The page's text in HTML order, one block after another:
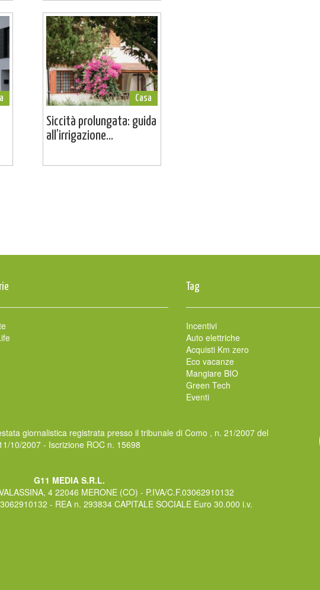
Casa
Siccità prolungata: guida
all’irrigazione...
Tag
Incentivi
Auto elettriche
Acquisti Km zero
Eco vacanze
Mangiare BIO
Green Tech
Eventi
giornalistica registrata presso il tribunale di Como , n. 21/2007 del
10/2007 - Iscrizione ROC n. 15698
G11 MEDIA S.R.L.
4 22046 MERONE (CO) - P.IVA/C.F.03062910132
- REA n. 293834 CAPITALE SOCIALE Euro 30.000 i.v.